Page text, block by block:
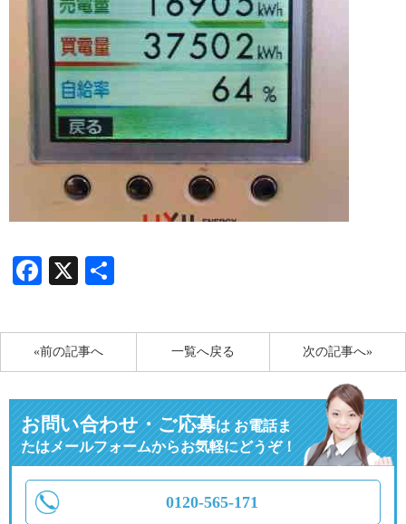
Facebook
X
«前の記事へ 次の記事へ»
一覧へ戻る
お問い合わせ・ご応募はお電話ま
たはメールフォームからお気軽にどうぞ！
0120-565-171